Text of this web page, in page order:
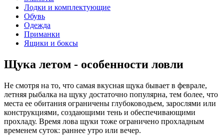
Лодки и комплектующие
Обувь
Одежда
Приманки
Ящики и боксы
Щука летом - особенности ловли
Не смотря на то, что самая вкусная щука бывает в феврале,
летняя рыбалка на щуку достаточно популярна, тем более, что
места ее обитания ограничены глубоководьем, зарослями или
конструкциями, создающими тень и обеспечивающими
прохладу. Время лова щуки тоже ограничено прохладным
временем суток: раннее утро или вечер.